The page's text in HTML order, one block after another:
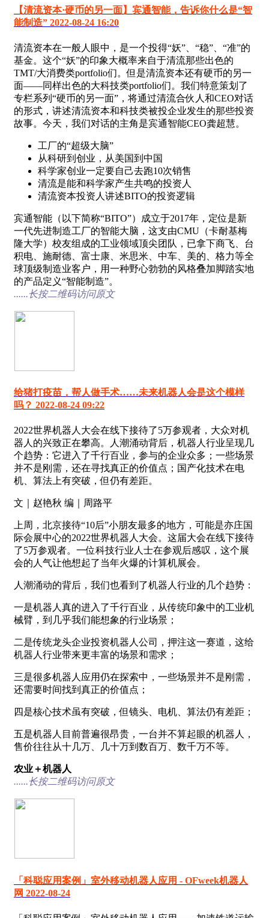
【清流资本·硬币的另一面】宾通智能，告诉你什么是“智
能制造” 2022-08-24 16:20
清流资本在一般人眼中，是一个投得“妖”、“稳”、“准”的
基金。这个“妖”的印象大概率来自于清流那些出色的
TMT/大消费类portfolio们。但是清流资本还有硬币的另一
面——同样出色的大科技类portfolio们。我们特意策划了
专栏系列“硬币的另一面”，将通过清流合伙人和CEO对话
的形式，讲述清流资本和科技类被投企业发生的那些投资
故事。今天，我们对话的主角是宾通智能CEO龚超慧。
工厂的“超级大脑”
从科研到创业，从美国到中国
科学家创业一定要自己去跑10次销售
清流是能和科学家产生共鸣的投资人
清流资本投资人讲述BITO的投资逻辑
宾通智能（以下简称“BITO”）成立于2017年，定位是新
一代先进制造工厂的智能大脑，这支由CMU（卡耐基梅
隆大学）校友组成的工业领域顶尖团队，已拿下商飞、台
积电、施耐德、富士康、米思米、中车、美的、格力等全
球顶级制造业客户，用一种野心勃勃的风格叠加脚踏实地
的产品定义“智能制造”。
......长按二维码访问原文
给猪打疫苗，帮人做手术……未来机器人会是这个模样
吗？ 2022-08-24 09:22
2022世界机器人大会在线下接待了5万参观者，大众对机
器人的兴致正在攀高。人潮涌动背后，机器人行业呈现几
个趋势：它进入了千行百业，参与的企业众多；一些场景
并不是刚需，还在寻找真正的价值点；国产化技术在电
机、算法上有突破，但仍有差距。
文｜赵艳秋 编｜周路平
上周，北京接待“10后”小朋友最多的地方，可能是亦庄国
际会展中心的2022世界机器人大会。这届大会在线下接待
了5万参观者。一位科技行业人士在参观后感叹，这个展
会的人气让他想起了当年火爆的计算机展会。
人潮涌动的背后，我们也看到了机器人行业的几个趋势：
一是机器人真的进入了千行百业，从传统印象中的工业机
械臂，到几乎我们能想象的行业场景；
二是传统龙头企业投资机器人公司，押注这一赛道，这给
机器人行业带来更丰富的场景和需求；
三是很多机器人应用仍在探索中，一些场景并不是刚需，
还需要时间找到真正的价值点；
四是核心技术虽有突破，但镜头、电机、算法仍有差距；
五是机器人目前普遍很昂贵，一台并不算起眼的机器人，
售价往往从十几万、几十万到数百万、数千万不等。
农业＋机器人
......长按二维码访问原文
「科聪应用案例」室外移动机器人应用 - OFweek机器人
网 2022-08-24